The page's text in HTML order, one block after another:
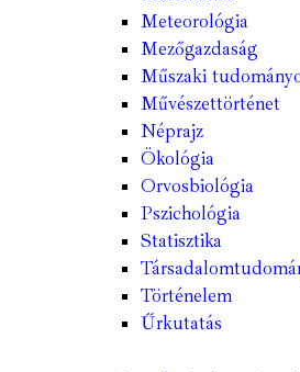
Meteorológia
Mezőgazdaság
Műszaki
Művészettörténet
Néprajz
Ökológia
Orvosbiológia
Pszichológia
Statisztika
Történelem
Űrkutatás